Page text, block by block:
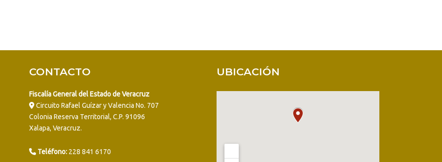
CONTACTO
Fiscalía General del Estado de Veracruz
Circuito Rafael Guízar y Valencia No. 707
Colonia Reserva Territorial, C.P. 91096
Xalapa, Veracruz.
Teléfono:228 841 6170
UBICACIÓN